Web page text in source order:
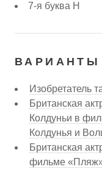
7-я буква Н
Изобретатель
Британская
Колдуньи в
Колдунья и
Британская
фильме